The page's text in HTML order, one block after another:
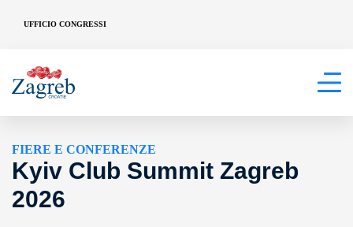
UFFICIO CONGRESSI
FIERE E CONFERENZE
Kyiv Club Summit Zagreb
2026